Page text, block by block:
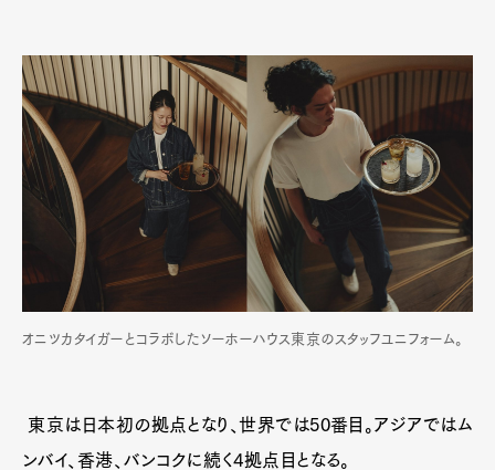
オニツカタイガーとコラボしたソーホーハウス東京のスタッフユニフォーム。
東京は日本初の拠点となり、世界では50番目。アジアではム
ンバイ、香港、バンコクに続く4拠点目となる。